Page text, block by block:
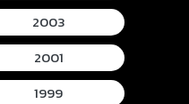
2003
2001
1999